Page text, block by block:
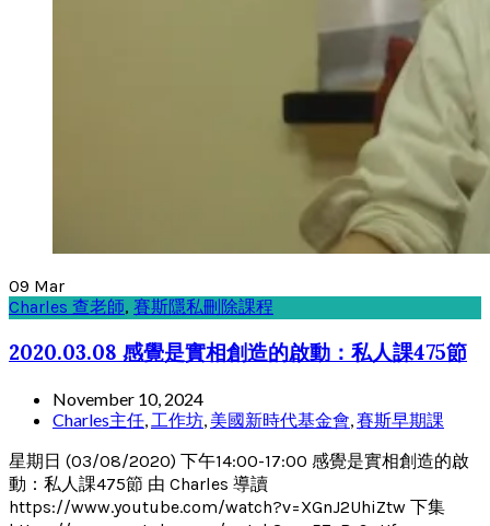
09 Mar
Charles 查老師, 賽斯隱私刪除課程
2020.03.08 感覺是實相創造的啟動：私人課475節
November 10, 2024
Charles主任, 工作坊, 美國新時代基金會,賽斯早期課
星期日 (03/08/2020) 下午14:00-17:00 感覺是實相創造的啟
動：私人課475節 由 Charles 導讀
https://www.youtube.com/watch?v=XGnJ2UhiZtw 下集